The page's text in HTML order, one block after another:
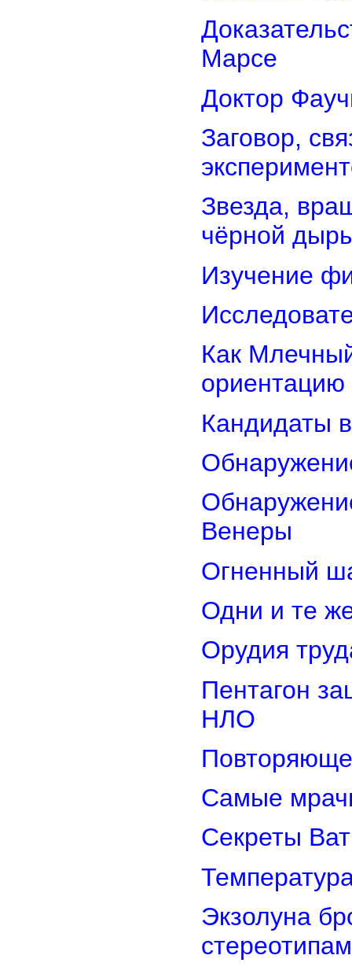
Марсе
Доктор
Заговор,
Звезда,
чёрной
Изучение
Как
ориентацию
Кандидаты
Венеры
Огненный
Одни и те
Орудия
Пентагон
НЛО
Самые
Секреты
Экзолуна
стереотипам